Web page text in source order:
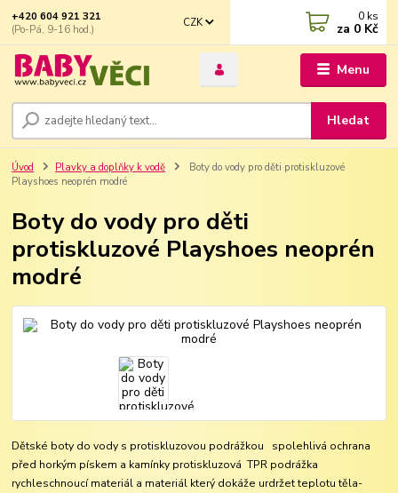
Menu
CZK
Hledat
+420 604 921 321
(Po-Pá, 9-16 hod.)
0 ks
za 0 Kč
Úvod Plavky a doplňky k vodě
Boty do vody pro děti protiskluzové
Playshoes neoprén modré
Boty do vody pro děti
protiskluzové Playshoes neoprén
modré
Dětské boty do vody s protiskluzovou podrážkou spolehlivá ochrana
před horkým pískem a kamínky protiskluzová TPR podrážka
rychleschnoucí materiál a materiál který dokáže urdržet teplotu těla-